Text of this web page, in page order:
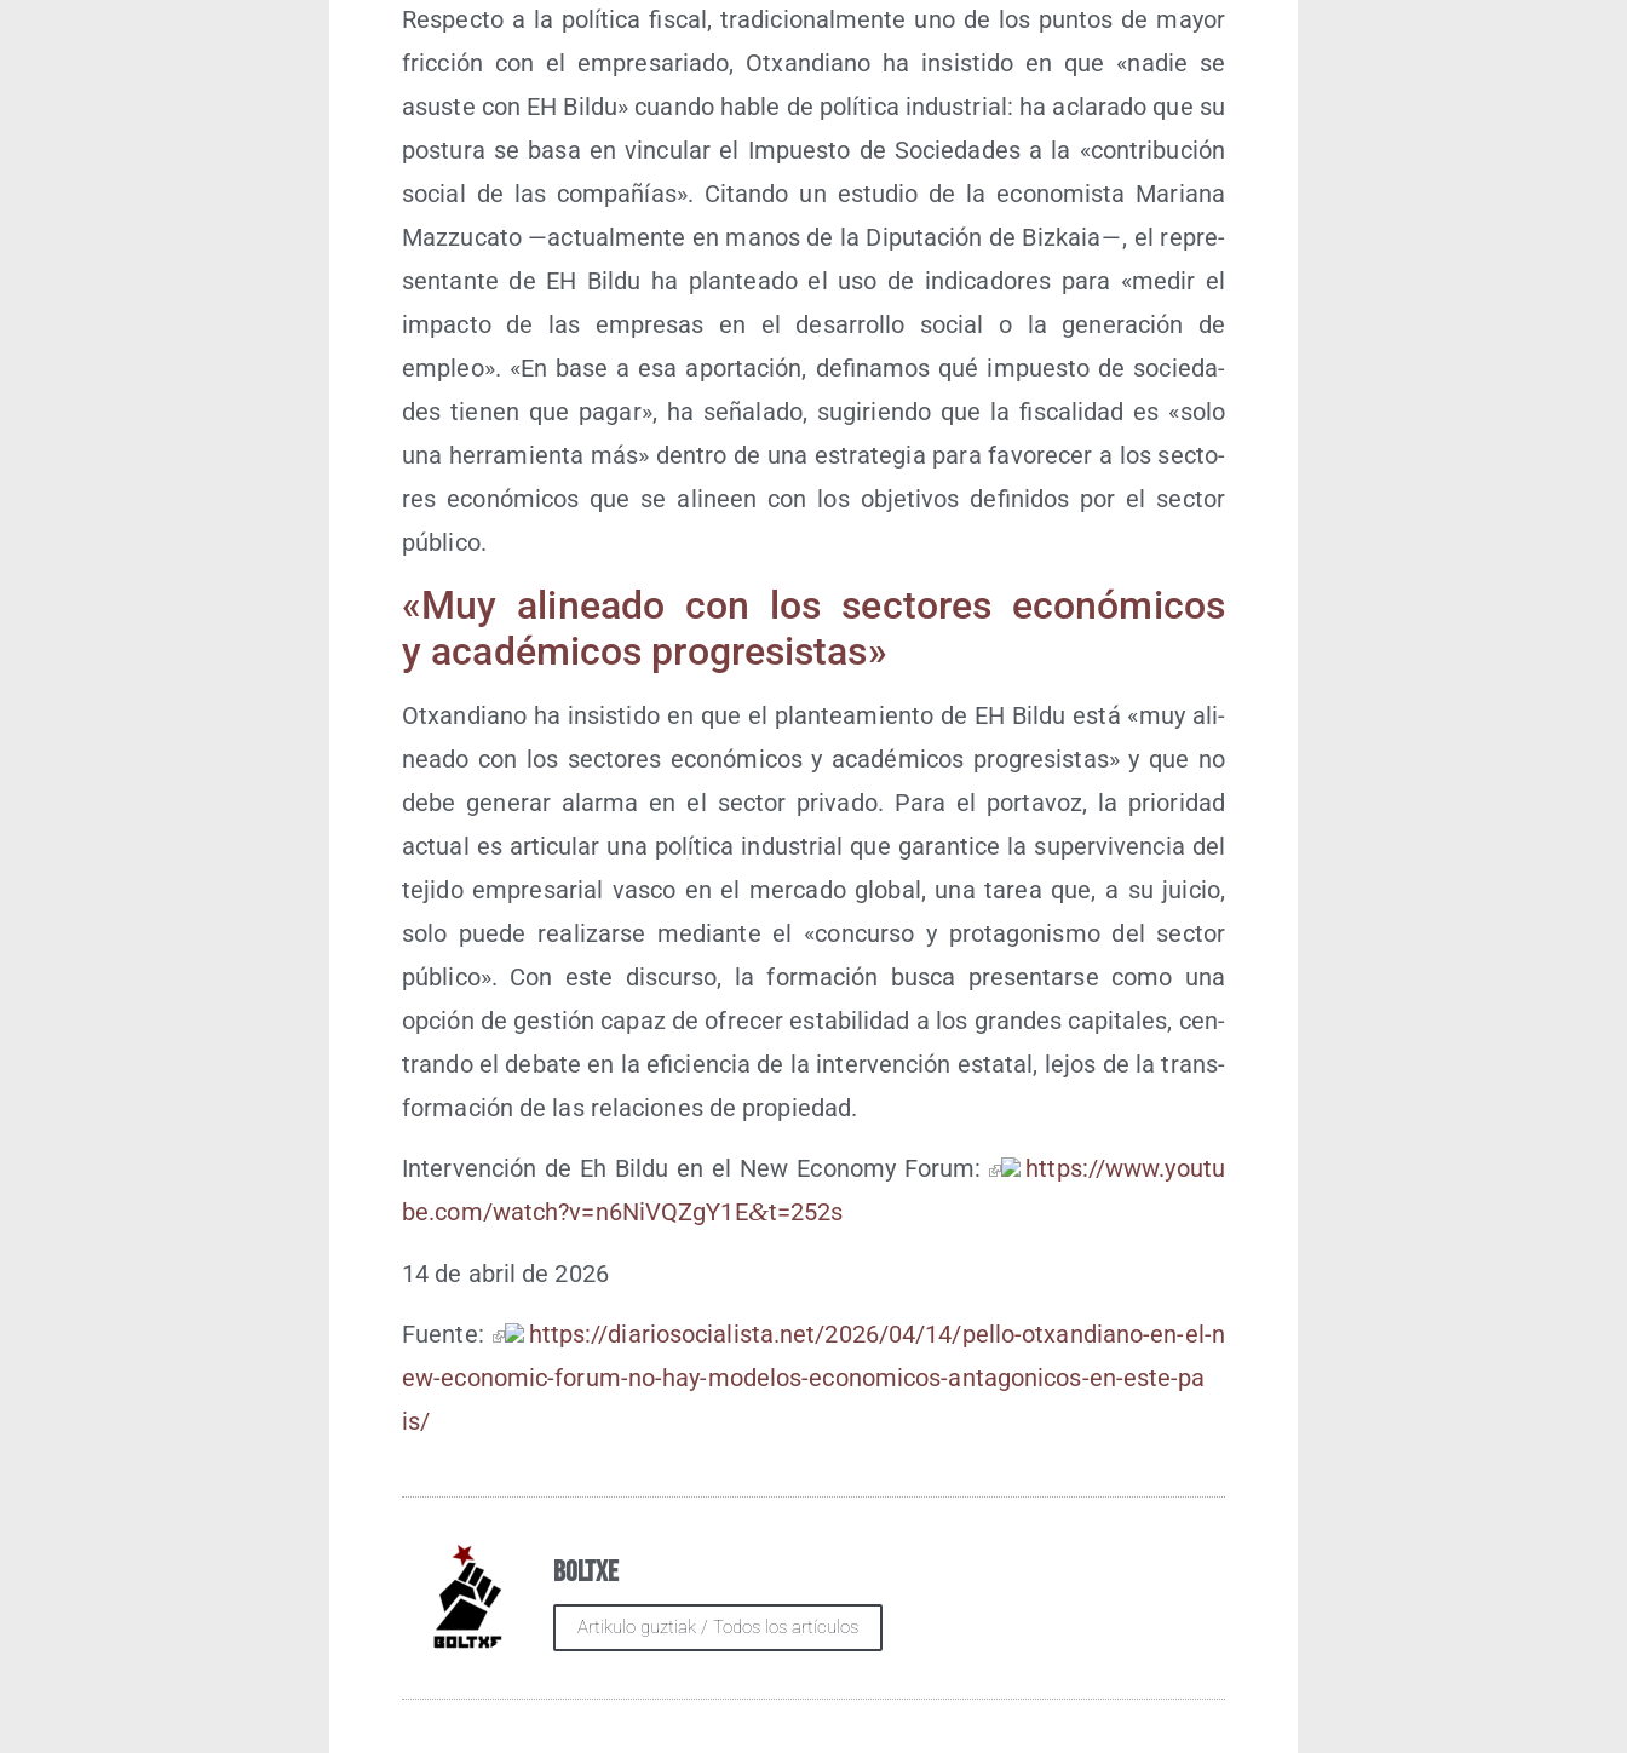
Res­pec­to a la polí­ti­ca fis­cal, tra­di­cio­nal­men­te uno de los pun­tos de mayor
fric­ción con el empre­sa­ria­do, Otxan­diano ha insis­ti­do en que «nadie se
asus­te con EH Bil­du» cuan­do hable de polí­ti­ca indus­trial: ha acla­ra­do que su
pos­tu­ra se basa en vin­cu­lar el Impues­to de Socie­da­des a la «con­tri­bu­ción
social de las com­pa­ñías». Citan­do un estu­dio de la eco­no­mis­ta Maria­na
Maz­zu­ca­to —actual­men­te en manos de la Dipu­tación de Biz­kaia — , el repre­
sen­tan­te de EH Bil­du ha plan­tea­do el uso de indi­ca­do­res para «medir el
impac­to de las empre­sas en el desa­rro­llo social o la gene­ra­ción de
empleo». «En base a esa apor­ta­ción, defi­na­mos qué impues­to de socie­da­
des tie­nen que pagar», ha seña­la­do, sugi­rien­do que la fis­ca­li­dad es «solo
una herra­mien­ta más» den­tro de una estra­te­gia para favo­re­cer a los sec­to­
res eco­nó­mi­cos que se ali­neen con los obje­ti­vos defi­ni­dos por el sec­tor
público.
«Muy ali­nea­do con los sec­to­res eco­nó­mi­cos
y aca­dé­mi­cos progresistas»
Otxan­diano ha insis­ti­do en que el plan­tea­mien­to de EH Bil­du está «muy ali­
nea­do con los sec­to­res eco­nó­mi­cos y aca­dé­mi­cos pro­gre­sis­tas» y que no
debe gene­rar alar­ma en el sec­tor pri­va­do. Para el por­ta­voz, la prio­ri­dad
actual es arti­cu­lar una polí­ti­ca indus­trial que garan­ti­ce la super­vi­ven­cia del
teji­do empre­sa­rial vas­co en el mer­ca­do glo­bal, una tarea que, a su jui­cio,
solo pue­de rea­li­zar­se median­te el «con­cur­so y pro­ta­go­nis­mo del sec­tor
públi­co». Con este dis­cur­so, la for­ma­ción bus­ca pre­sen­tar­se como una
opción de ges­tión capaz de ofre­cer esta­bi­li­dad a los gran­des capi­ta­les, cen­
tran­do el deba­te en la efi­cien­cia de la inter­ven­ción esta­tal, lejos de la trans­
for­ma­ción de las rela­cio­nes de propiedad.
Inter­ven­ción de Eh Bil­du en el New Eco­nomy Forum:
https://​www​.you​tu​
be​.com/​w​a​t​c​h​?​v​=​n​6​N​i​V​Q​Z​g​Y​1​E​&​t​=​2​52s
14 de abril de 2026
Fuen­te:
https://​dia​rio​so​cia​lis​ta​.net/​2​0​2​6​/​0​4​/​1​4​/​p​e​l​l​o​-​o​t​x​a​n​d​i​a​n​o​-​e​n​-​e​l​-​n​
e​w​-​e​c​o​n​o​m​i​c​-​f​o​r​u​m​-​n​o​-​h​a​y​-​m​o​d​e​l​o​s​-​e​c​o​n​o​m​i​c​o​s​-​a​n​t​a​g​o​n​i​c​o​s​-​e​n​-​e​s​t​e​-​p​a​
is/
Boltxe
Artikulo guztiak / Todos los artículos